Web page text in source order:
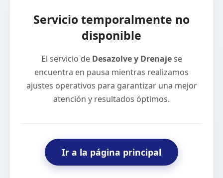
Servicio temporalmente no
disponible
El servicio de Desazolve y Drenajese
encuentra en pausa mientras realizamos
ajustes operativos para garantizar una mejor
atención y resultados óptimos.
Ir a la página principal